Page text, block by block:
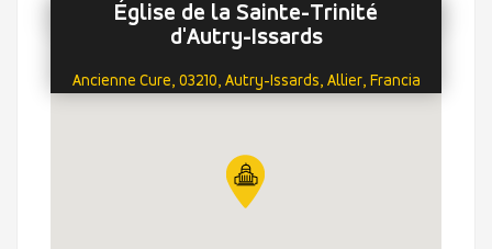
Église de la Sainte-Trinité
d'Autry-Issards
Ancienne Cure, 03210, Autry-Issards, Allier, Francia